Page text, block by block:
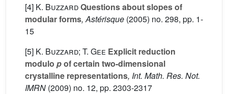
[4] K. BuzzardQuestions about slopes of
modular forms, Astérisque (2005) no. 298, pp. 1-
15
[5] K. Buzzard; T. Gee Explicit reduction
modulo pof certain two-dimensional
crystalline representations, Int. Math. Res. Not.
IMRN (2009) no. 12, pp. 2303-2317